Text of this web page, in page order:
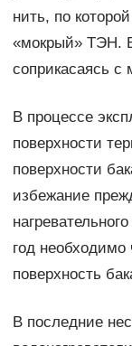
нить, по
«мокрый» ТЭН.
соприкасаясь с
В процессе
поверхности
поверхности
избежание
год необходимо
поверхность
В последние